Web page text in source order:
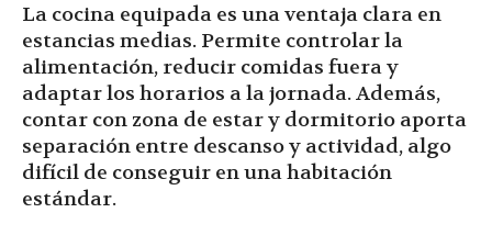
La cocina equipada es una ventaja clara en
estancias medias. Permite controlar la
alimentación, reducir comidas fuera y
adaptar los horarios a la jornada. Además,
contar con zona de estar y dormitorio aporta
separación entre descanso y actividad, algo
difícil de conseguir en una habitación
estándar.